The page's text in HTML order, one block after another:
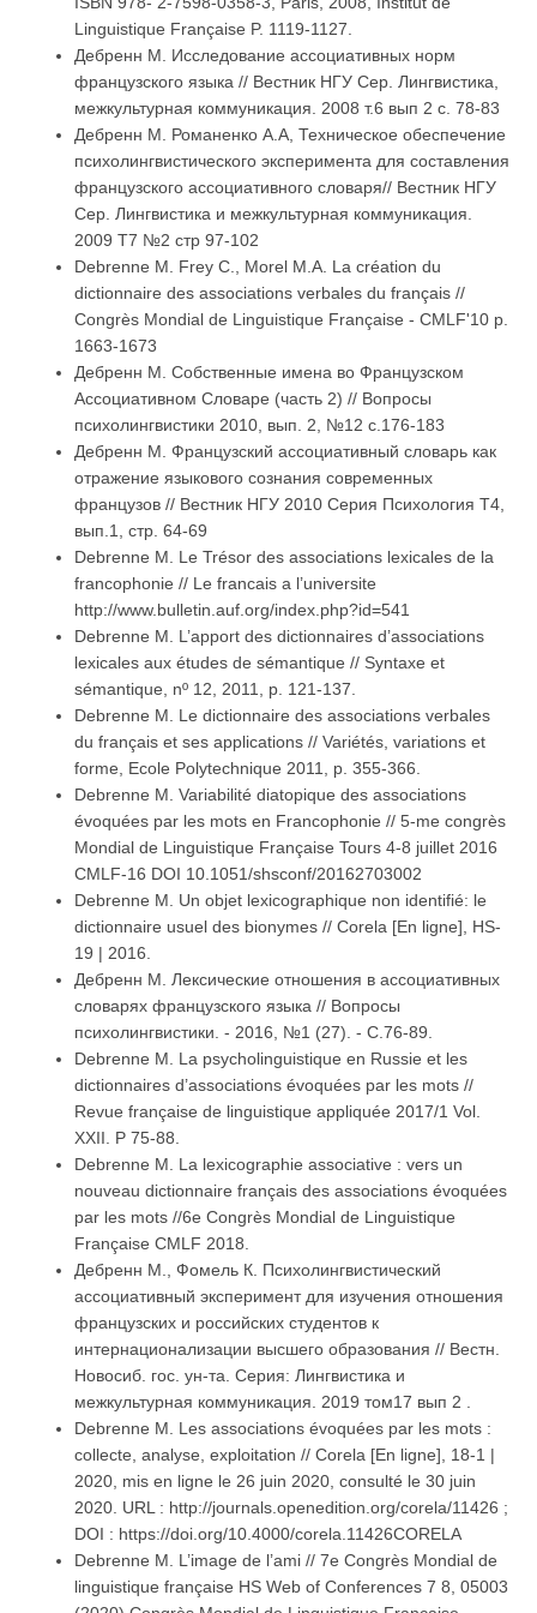
Linguistique Française P. 1119-1127.
Дебренн М. Исследование ассоциативных норм
французского языка // Вестник НГУ Cер. Лингвистика,
межкультурная коммуникация. 2008 т.6 вып 2 с. 78-83
Дебренн М. Романенко А.А, Техническое обеспечение
психолингвистического эксперимента для составления
французского ассоциативного словаря// Вестник НГУ
Cер. Лингвистика и межкультурная коммуникация.
2009 Т7 №2 стр 97-102
Debrenne M. Frey C., Morel M.A. La création du
dictionnaire des associations verbales du français //
Congrès Mondial de Linguistique Française - CMLF'10 p.
1663-1673
Дебренн М. Собственные имена во Французском
Ассоциативном Словаре (часть 2) // Вопросы
психолингвистики 2010, вып. 2, №12 с.176-183
Дебренн М. Французский ассоциативный словарь как
отражение языкового сознания современных
французов // Вестник НГУ 2010 Серия Психология Т4,
вып.1, стр. 64-69
Debrenne M. Le Trésor des associations lexicales de la
francophonie // Le francais a l’universite
http://www.bulletin.auf.org/index.php?id=541
Debrenne M. L’apport des dictionnaires d’associations
lexicales aux études de sémantique // Syntaxe et
sémantique, nº 12, 2011, p. 121-137.
Debrenne M. Le dictionnaire des associations verbales
du français et ses applications // Variétés, variations et
forme, Ecole Polytechnique 2011, p. 355-366.
Debrenne M. Variabilité diatopique des associations
évoquées par les mots en Francophonie // 5-me congrès
Mondial de Linguistique Française Tours 4-8 juillet 2016
CMLF-16 DOI 10.1051/shsconf/20162703002
Debrenne M. Un objet lexicographique non identifié: le
dictionnaire usuel des bionymes // Corela [En ligne], HS-
19 | 2016.
Дебренн М. Лексические отношения в ассоциативных
словарях французского языка // Вопросы
психолингвистики. - 2016, №1 (27). - С.76-89.
Debrenne M. La psycholinguistique en Russie et les
dictionnaires d’associations évoquées par les mots //
Revue française de linguistique appliquée 2017/1 Vol.
XXII. P 75-88.
Debrenne M. La lexicographie associative : vers un
nouveau dictionnaire français des associations évoquées
par les mots //6e Congrès Mondial de Linguistique
Française CMLF 2018.
Дебренн М., Фомель К. Психолингвистический
ассоциативный эксперимент для изучения отношения
французских и российских студентов к
интернационализации высшего образования // Вестн.
Новосиб. гос. ун-та. Серия: Лингвистика и
межкультурная коммуникация. 2019 том17 вып 2 .
Debrenne M. Les associations évoquées par les mots :
collecte, analyse, exploitation // Corela [En ligne], 18-1 |
2020, mis en ligne le 26 juin 2020, consulté le 30 juin
2020. URL : http://journals.openedition.org/corela/11426 ;
DOI : https://doi.org/10.4000/corela.11426CORELA
Debrenne M. L’image de l’ami // 7e Congrès Mondial de
linguistique française HS Web of Conferences 7 8, 05003